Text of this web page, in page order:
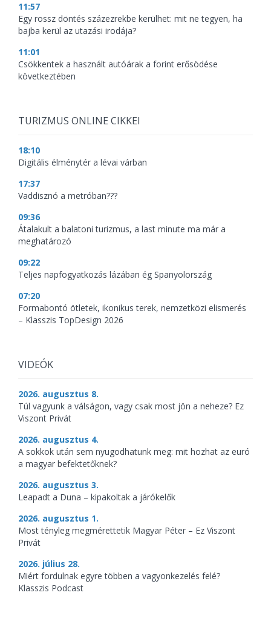
11:57
Egy rossz döntés százezrekbe kerülhet: mit ne tegyen, ha
bajba kerül az utazási irodája?
11:01
Csökkentek a használt autóárak a forint erősödése
következtében
TURIZMUS ONLINE CIKKEI
18:10
Digitális élménytér a lévai várban
17:37
Vaddisznó a metróban???
09:36
Átalakult a balatoni turizmus, a last minute ma már a
meghatározó
09:22
Teljes napfogyatkozás lázában ég Spanyolország
07:20
Formabontó ötletek, ikonikus terek, nemzetközi elismerés
– Klasszis TopDesign 2026
VIDEÓK
2026. augusztus 8.
Túl vagyunk a válságon, vagy csak most jön a neheze? Ez
Viszont Privát
2026. augusztus 4.
A sokkok után sem nyugodhatunk meg: mit hozhat az euró
a magyar befektetőknek?
2026. augusztus 3.
Leapadt a Duna – kipakoltak a járókelők
2026. augusztus 1.
Most tényleg megmérettetik Magyar Péter – Ez Viszont
Privát
2026. július 28.
Miért fordulnak egyre többen a vagyonkezelés felé?
Klasszis Podcast